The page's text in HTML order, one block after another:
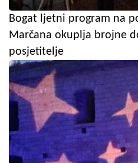
Bogat ljetni program na
Marčana okuplja brojne
posjetitelje